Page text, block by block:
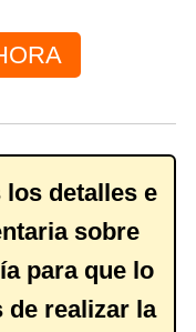
detalles e
sobre
para que lo
de realizar la